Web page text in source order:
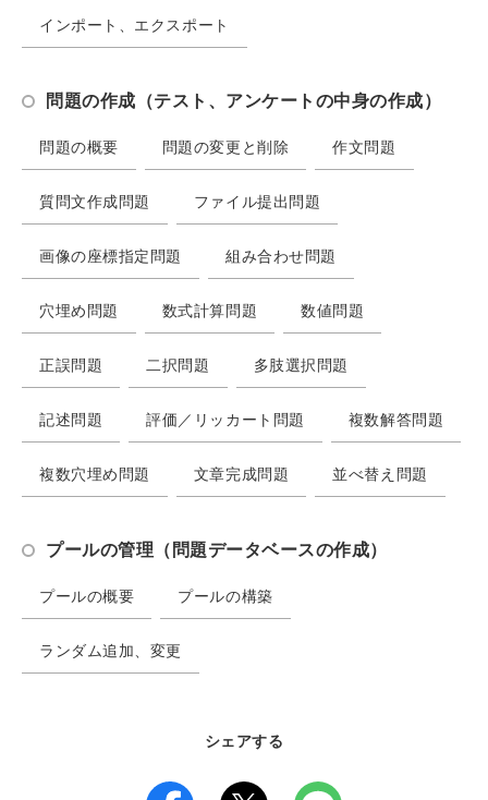
インポート、エクスポート
問題の作成（テスト、アンケートの中身の作成）
問題の概要 問題の変更と削除 作文問題
質問文作成問題 ファイル提出問題
画像の座標指定問題 組み合わせ問題
穴埋め問題 数式計算問題 数値問題
正誤問題 二択問題 多肢選択問題
記述問題 評価／リッカート問題 複数解答問題
複数穴埋め問題 文章完成問題 並べ替え問題
プールの管理（問題データベースの作成）
プールの概要 プールの構築
ランダム追加、変更
シェアする